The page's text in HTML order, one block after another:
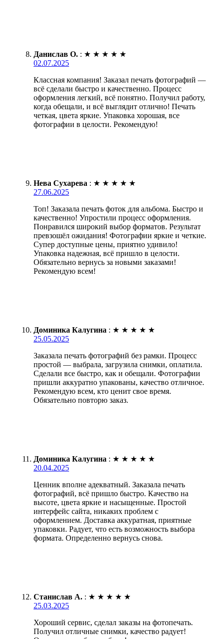
Данислав О. : ★ ★ ★ ★ ★
02.07.2025
Классная компания! Заказал печать фотографий —
всё сделали быстро и качественно. Процесс
оформления легкий, всё понятно. Получил работу,
когда обещали, и всё выглядит отлично! Печать
четкая, цвета яркие. Упаковка хорошая, все
фотографии в целости. Рекомендую!
Нева Сухарева : ★ ★ ★ ★ ★
27.06.2025
Топ! Заказала печать фоток для альбома. Быстро и
качественно! Упростили процесс оформления.
Понравился широкий выбор форматов. Результат
превзошёл ожидания! Фотографии яркие и четкие.
Супер доступные цены, приятно удивило!
Упаковка надежная, всё пришло в целости.
Обязательно вернусь за новыми заказами!
Рекомендую всем!
Доминика Калугина : ★ ★ ★ ★ ★
25.05.2025
Заказала печать фотографий без рамки. Процесс
простой — выбрала, загрузила снимки, оплатила.
Сделали все быстро, как и обещали. Фотографии
пришли аккуратно упакованы, качество отличное.
Рекомендую всем, кто ценит свое время.
Обязательно повторю заказ.
Доминика Калугина : ★ ★ ★ ★ ★
20.04.2025
Ценник вполне адекватный. Заказала печать
фотографий, всё пришло быстро. Качество на
высоте, цвета яркие и насыщенные. Простой
интерфейс сайта, никаких проблем с
оформлением. Доставка аккуратная, приятные
упаковки. Радует, что есть возможность выбора
формата. Определенно вернусь снова.
Станислав А. : ★ ★ ★ ★ ★
25.03.2025
Хороший сервис, сделал заказы на фотопечать.
Получил отличные снимки, качество радует!